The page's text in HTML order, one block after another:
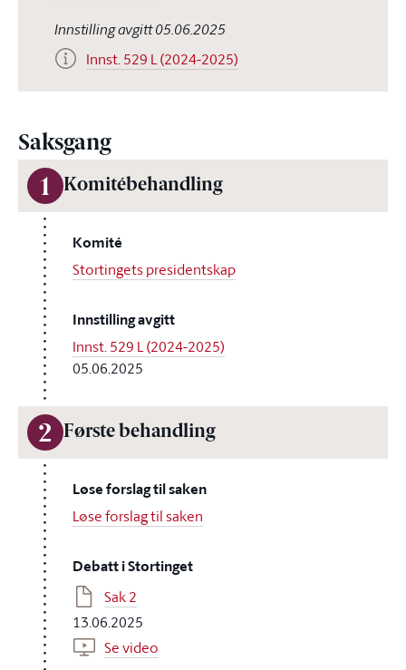
Innstilling avgitt 05.06.2025
Innst. 529 L (2024-2025)
Saksgang
1 Komitébehandling
Komité
Stortingets presidentskap
Innstilling avgitt
Innst. 529 L (2024-2025)
05.06.2025
2 Første behandling
Løse forslag til saken
Løse forslag til saken
Debatt i Stortinget
Sak 2
13.06.2025
Se video